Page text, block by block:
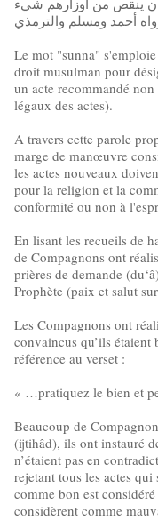
ينقص من أوزارهم شيء
أحمد ومسلم والترمذي
Le mot "sunna"
droit musulman pour
un acte recommandé
légaux des actes).
A travers cette parole
marge de manœuvre
les actes nouveaux
pour la religion et la
conformité ou non à
En lisant les recueils de
de Compagnons ont
prières de demande
Prophète (paix et salut
Les Compagnons ont
convaincus qu’ils étaient
référence au verset :
« …pratiquez le bien et
Beaucoup de
(ijtihâd), ils ont instauré
n’étaient pas en
rejetant tous les actes qui
comme bon est
considèrent comme